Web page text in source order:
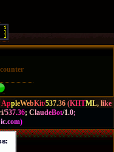
AppleWebKit/537.36 (KHTML, like
i/537.36; ClaudeBot/1.0;
ic.com)